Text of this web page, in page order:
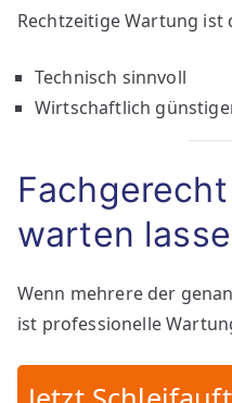
Rechtzeitige Wartung ist
Technisch sinnvoll
Wirtschaftlich
warten
Wenn mehrere der
ist professionelle